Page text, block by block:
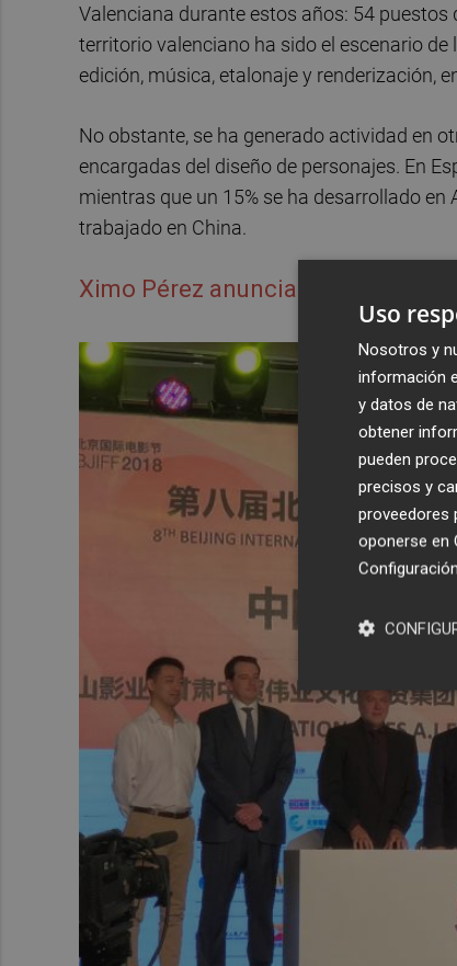
Valenciana durante estos años: 54
territorio valenciano ha sido el escenario
edición, música, etalonaje y renderización,
No obstante, se ha generado actividad en
encargadas del diseño de personajes. En
mientras que un 15% se ha desarrollado
trabajado en China.
Ximo Pérez anuncia la firma para
Uso
Nosotros y
información
y datos de
obtener
pueden
precisos y
proveedores
oponerse en